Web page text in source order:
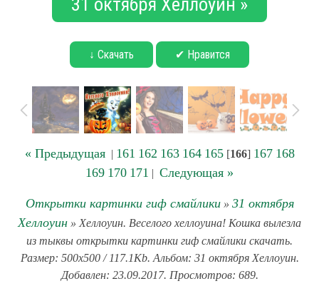
↓ Скачать ✔ Нравится
« Предыдущая| 161 162 163 164 165[166] 167 168
169 170 171 | Следующая »
Открытки картинки гиф смайлики» 31 октября
Хеллоуин » Хеллоуин. Веселого хеллоуина! Кошка вылезла
из тыквы открытки картинки гиф смайлики скачать.
Размер: 500x500 / 117.1Kb. Альбом: 31 октября Хеллоуин.
Добавлен: 23.09.2017. Просмотров: 689.